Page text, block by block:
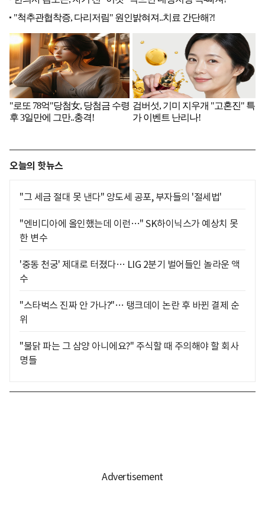
오늘의 핫뉴스
"그 세금 절대 못 낸다" 양도세 공포, 부자들의 '절세법'
"엔비디아에 올인했는데 이런…" SK하이닉스가 예상치 못
한 변수
'중동 천궁' 제대로 터졌다… LIG 2분기 벌어들인 놀라운 액
수
"스타벅스 진짜 안 가나?"… 탱크데이 논란 후 바뀐 결제 순
위
"불닭 파는 그 삼양 아니에요?" 주식할 때 주의해야 할 회사
명들